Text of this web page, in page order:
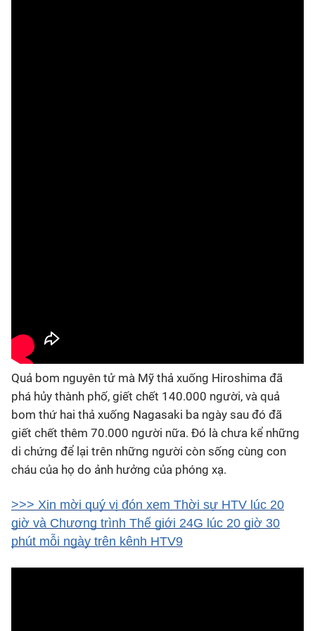
Quả bom nguyên tử mà Mỹ thả xuống Hiroshima đã
phá hủy thành phố, giết chết 140.000 người, và quả
bom thứ hai thả xuống Nagasaki ba ngày sau đó đã
giết chết thêm 70.000 người nữa. Đó là chưa kể những
di chứng để lại trên những người còn sống cùng con
cháu của họ do ảnh hưởng của phóng xạ.
>>> Xin mời quý vị đón xem Thời sự HTV lúc 20
giờ và Chương trình Thế giới 24G lúc 20 giờ 30
phút mỗi ngày trên kênh HTV9